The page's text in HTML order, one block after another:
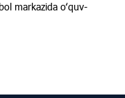
markazida oʻquv-